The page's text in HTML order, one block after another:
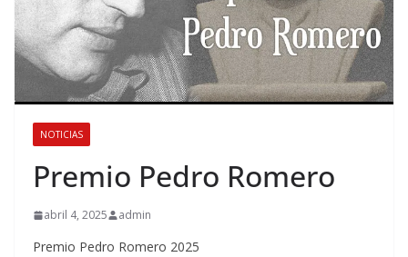
NOTICIAS
Premio Pedro Romero
abril 4, 2025 admin
Premio Pedro Romero 2025